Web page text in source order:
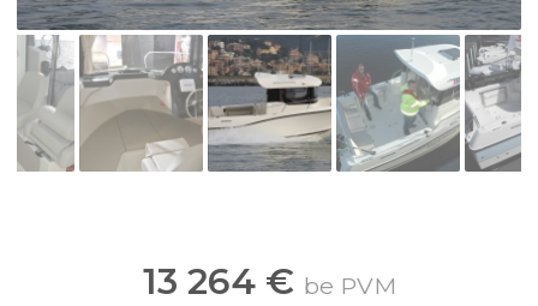
13 264 € be PVM